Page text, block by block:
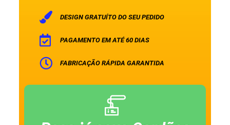
DESIGN GRATUÍTO DO SEU PEDIDO
PAGAMENTO EM ATÉ 60 DIAS
FABRICAÇÃO RÁPIDA GARANTIDA